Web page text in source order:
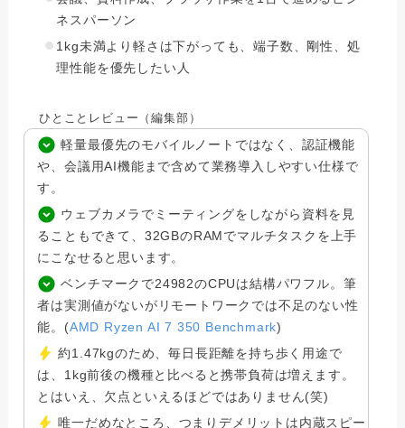
ネスパーソン
1kg未満より軽さは下がっても、端子数、剛性、処
理性能を優先したい人
ひとことレビュー（編集部）
軽量最優先のモバイルノートではなく、認証機能
や、会議用AI機能まで含めて業務導入しやすい仕様で
す。
ウェブカメラでミーティングをしながら資料を見
ることもできて、32GBのRAMでマルチタスクを上手
にこなせると思います。
ベンチマークで24982のCPUは結構パワフル。筆
者は実測値がないがリモートワークでは不足のない性
能。(AMD Ryzen AI 7 350 Benchmark)
約1.47kgのため、毎日長距離を持ち歩く用途で
は、1kg前後の機種と比べると携帯負荷は増えます。
とはいえ、欠点といえるほどではありません(笑)
唯一だめなところ、つまりデメリットは内蔵スピー